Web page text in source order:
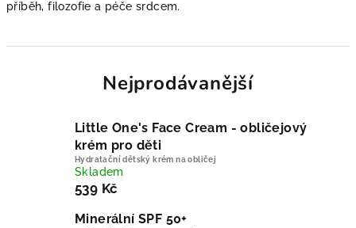
příběh, filozofie a péče srdcem.
Nejprodávanější
Little One's Face Cream - obličejový
krém pro děti
Hydratační dětský krém na obličej
Skladem
539 Kč
Minerální SPF 50+